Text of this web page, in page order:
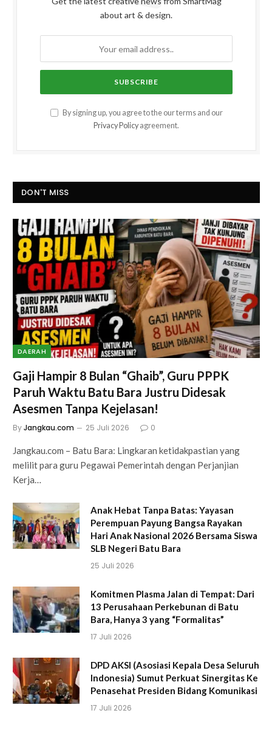
about art & design.
By signing up, you agree to the our terms and our
Privacy Policy agreement.
DON'T MISS
DAERAH
Gaji Hampir 8 Bulan “Ghaib”, Guru PPPK
Paruh Waktu Batu Bara Justru Didesak
Asesmen Tanpa Kejelasan!
ByJangkau.com 25 Juli 2026 0
Jangkau.com – Batu Bara: Lingkaran ketidakpastian yang
melilit para guru Pegawai Pemerintah dengan Perjanjian
Kerja…
Anak Hebat Tanpa Batas: Yayasan
Perempuan Payung Bangsa Rayakan
Hari Anak Nasional 2026 Bersama Siswa
SLB Negeri Batu Bara
25 Juli 2026
Komitmen Plasma Jalan di Tempat: Dari
13 Perusahaan Perkebunan di Batu
Bara, Hanya 3 yang “Formalitas”
17 Juli 2026
DPD AKSI (Asosiasi Kepala Desa Seluruh
Indonesia) Sumut Perkuat Sinergitas Ke
Penasehat Presiden Bidang Komunikasi
17 Juli 2026